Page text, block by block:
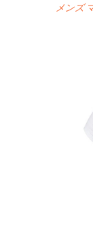
メンズ